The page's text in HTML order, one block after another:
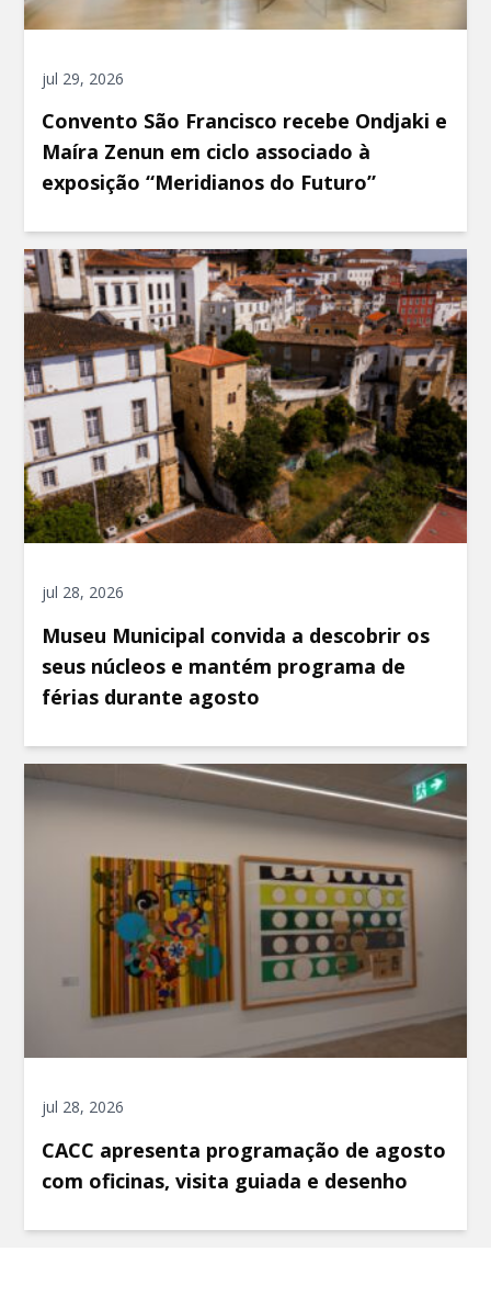
jul 29, 2026
Convento São Francisco recebe Ondjaki e
Maíra Zenun em ciclo associado à
exposição “Meridianos do Futuro”
jul 28, 2026
Museu Municipal convida a descobrir os
seus núcleos e mantém programa de
férias durante agosto
jul 28, 2026
CACC apresenta programação de agosto
com oficinas, visita guiada e desenho